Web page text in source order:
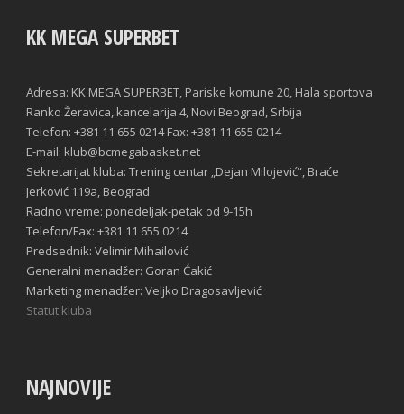
KK MEGA SUPERBET
Adresa: KK MEGA SUPERBET, Pariske komune 20, Hala sportova
Ranko Žeravica, kancelarija 4, Novi Beograd, Srbija
Telefon: +381 11 655 0214 Fax: +381 11 655 0214
E-mail: klub@bcmegabasket.net
Sekretarijat kluba: Trening centar „Dejan Milojević“, Braće
Jerković 119a, Beograd
Radno vreme: ponedeljak-petak od 9-15h
Telefon/Fax: +381 11 655 0214
Predsednik: Velimir Mihailović
Generalni menadžer: Goran Ćakić
Marketing menadžer: Veljko Dragosavljević
Statut kluba
NAJNOVIJE